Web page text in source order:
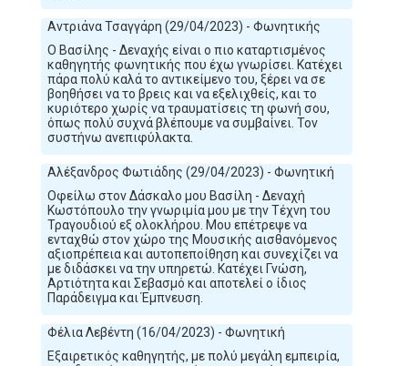
Αντριάνα Τσαγγάρη (29/04/2023) - Φωνητικής
Ο Βασίλης - Δεναχής είναι ο πιο καταρτισμένος
καθηγητής φωνητικής που έχω γνωρίσει. Κατέχει
πάρα πολύ καλά το αντικείμενο του, ξέρει να σε
βοηθήσει να το βρεις και να εξελιχθείς, και το
κυριότερο χωρίς να τραυματίσεις τη φωνή σου,
όπως πολύ συχνά βλέπουμε να συμβαίνει. Τον
συστήνω ανεπιφύλακτα.
Αλέξανδρος Φωτιάδης (29/04/2023) - Φωνητική
Οφείλω στον Δάσκαλο μου Βασίλη - Δεναχή
Κωστόπουλο την γνωριμία μου με την Τέχνη του
Τραγουδιού εξ ολοκλήρου. Μου επέτρεψε να
ενταχθώ στον χώρο της Μουσικής αισθανόμενος
αξιοπρέπεια και αυτοπεποίθηση και συνεχίζει να
με διδάσκει να την υπηρετώ. Κατέχει Γνώση,
Αρτιότητα και Σεβασμό και αποτελεί ο ίδιος
Παράδειγμα και Έμπνευση.
Φέλια Λεβέντη (16/04/2023) - Φωνητική
Εξαιρετικός καθηγητής, με πολύ μεγάλη εμπειρία,